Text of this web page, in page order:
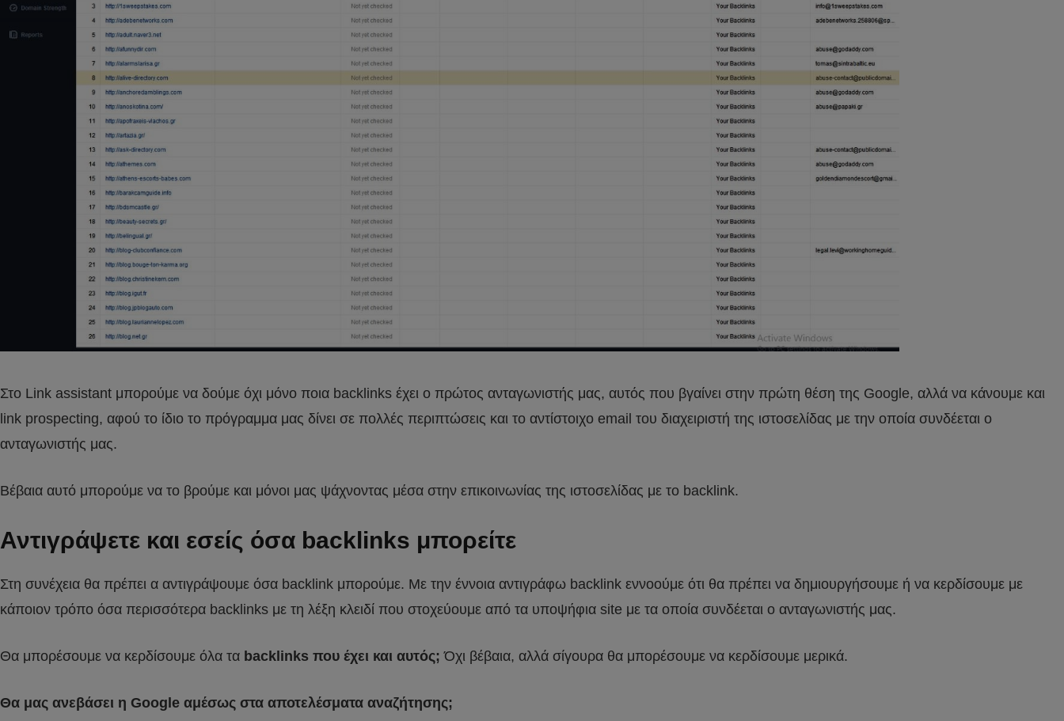
Στο Link assistant μπορούμε να δούμε όχι μόνο ποια backlinks έχει ο πρώτος ανταγωνιστής μας, αυτός που βγαίνει στην πρώτη θέση της Google, αλλά να κάνουμε και
link prospecting, αφού το ίδιο το πρόγραμμα μας δίνει σε πολλές περιπτώσεις και το αντίστοιχο email του διαχειριστή της ιστοσελίδας με την οποία συνδέεται ο
ανταγωνιστής μας.
Βέβαια αυτό μπορούμε να το βρούμε και μόνοι μας ψάχνοντας μέσα στην επικοινωνίας της ιστοσελίδας με το backlink.
Αντιγράψετε και εσείς όσα backlinks μπορείτε
Στη συνέχεια θα πρέπει α αντιγράψουμε όσα backlink μπορούμε. Με την έννοια αντιγράφω backlink εννοούμε ότι θα πρέπει να δημιουργήσουμε ή να κερδίσουμε με
κάποιον τρόπο όσα περισσότερα backlinks με τη λέξη κλειδί που στοχεύουμε από τα υποψήφια site με τα οποία συνδέεται ο ανταγωνιστής μας.
Θα μπορέσουμε να κερδίσουμε όλα τα backlinks που έχει και αυτός; Όχι βέβαια, αλλά σίγουρα θα μπορέσουμε να κερδίσουμε μερικά.
Θα μας ανεβάσει η Google αμέσως στα αποτελέσματα αναζήτησης;